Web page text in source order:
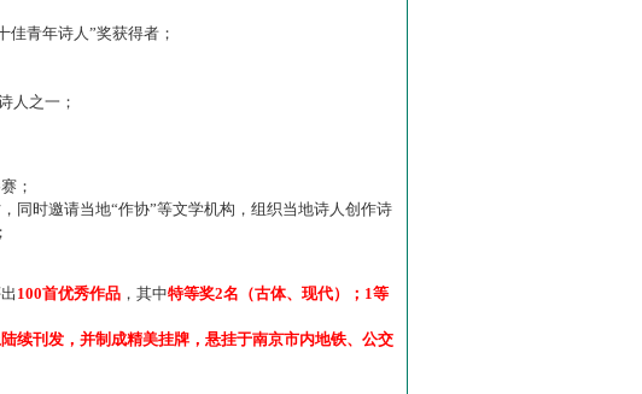
青年诗人”奖获得者；
人之一；
；
同时邀请当地“作协”等文学机构，组织当地诗人创作诗
100首优秀作品 ，其中特等奖2名（古体、现代）；1等
续刊发，并制成精美挂牌，悬挂于南京市内地铁、公交